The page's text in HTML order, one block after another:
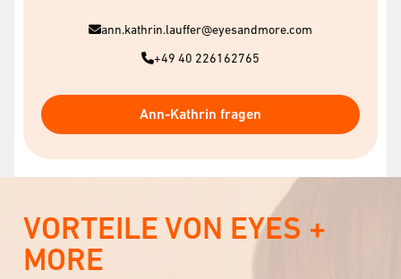
ann.kathrin.lauffer@eyesandmore.com
+49 40 226162765
Ann-Kathrin fragen
VORTEILE VON EYES +
MORE